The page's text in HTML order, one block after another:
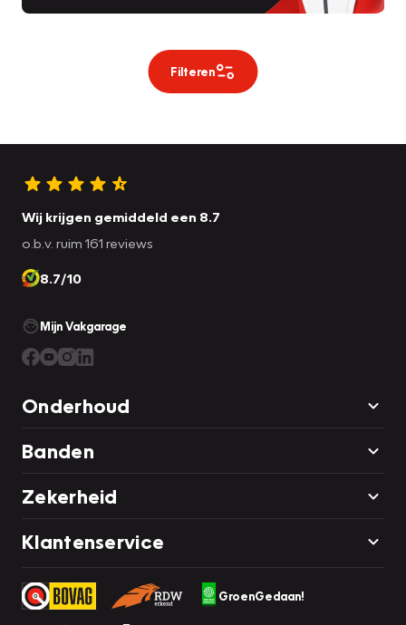
Filteren
Wij krijgen gemiddeld een 8.7
o.b.v. ruim 161 reviews
8.7/10
Mijn Vakgarage
Onderhoud
Banden
Zekerheid
Klantenservice
GroenGedaan!